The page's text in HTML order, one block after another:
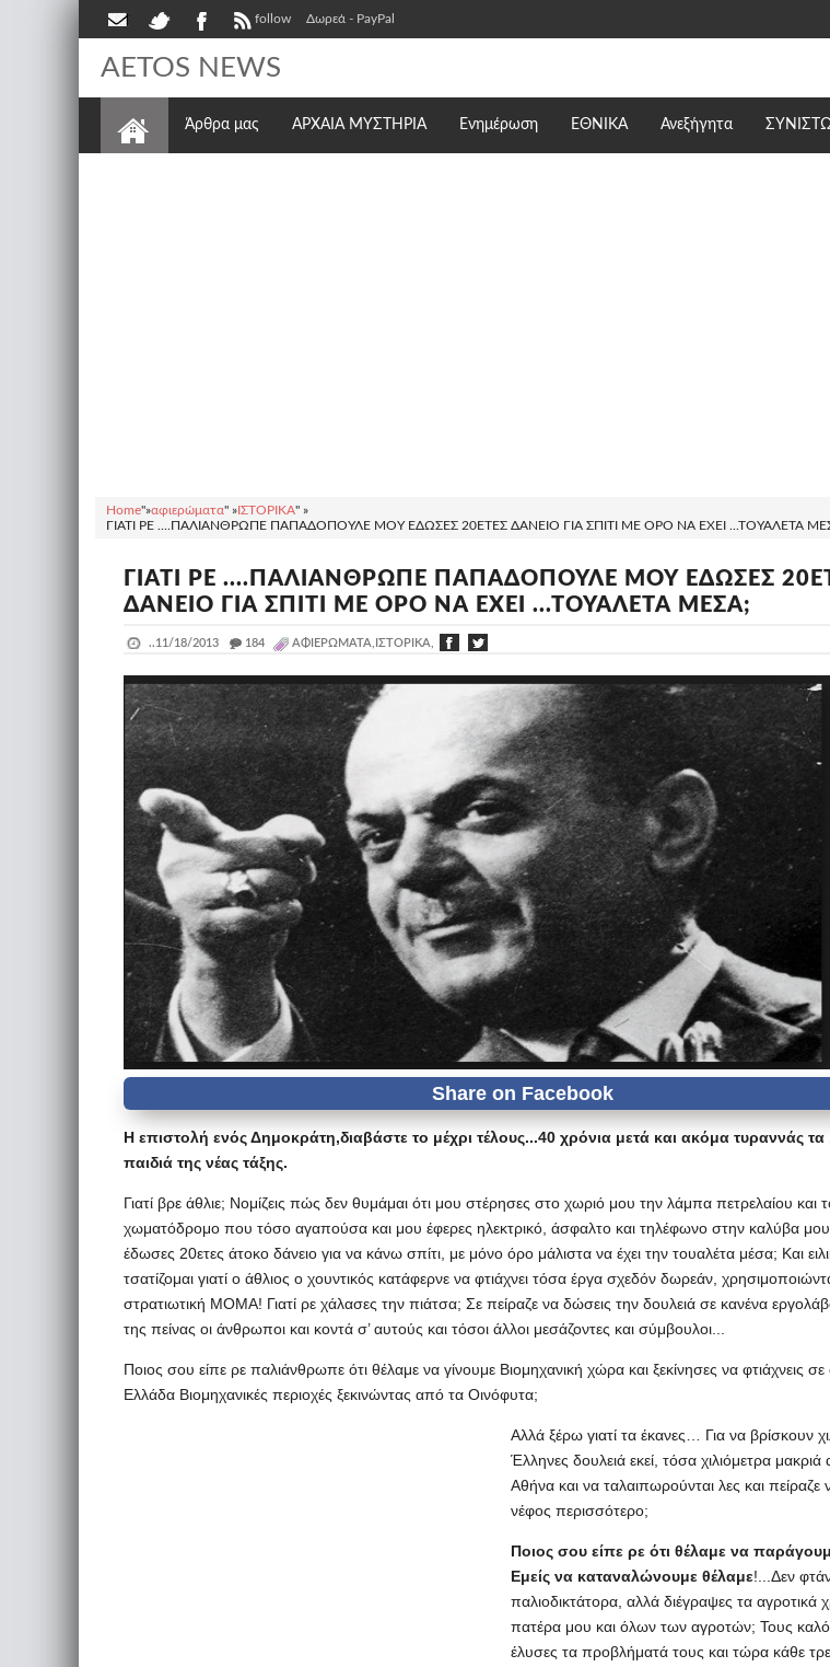
follow Δωρεά - PayPal
AETOS NEWS
Άρθρα μας ΑΡΧΑΙΑ ΜΥΣΤΗΡΙΑ Ενημέρωση ΕΘΝΙΚΆ Ανεξήγητα
Home"»αφιερώματα" »ΙΣΤΟΡΙΚΑ" »
ΓΙΑΤΙ ΡΕ ....ΠΑΛΙΑΝΘΡΩΠΕ ΠΑΠΑΔΟΠΟΥΛΕ ΜΟΥ ΕΔΩΣΕΣ 20ΕΤΕΣ ΔΑΝΕΙΟ ΓΙΑ ΣΠΙΤΙ ΜΕ ΟΡΟ ΝΑ ΕΧΕΙ ...ΤΟΥΑΛΕΤΑ
ΓΙΑΤΙ ΡΕ ....ΠΑΛΙΑΝΘΡΩΠΕ ΠΑΠΑΔΟΠΟΥΛΕ ΜΟΥ ΕΔΩΣΕΣ
ΔΑΝΕΙΟ ΓΙΑ ΣΠΙΤΙ ΜΕ ΟΡΟ ΝΑ ΕΧΕΙ ...ΤΟΥΑΛΕΤΑ ΜΕΣΑ;
..11/18/2013 _ 184 ΑΦΙΕΡΏΜΑΤΑ,ΙΣΤΟΡΙΚΑ,
Η επιστολή ενός Δημοκράτη,διαβάστε το μέχρι τέλους...40 χρόνια μετά και ακόμα τυραννάς
παιδιά της νέας τάξης.
Γιατί βρε άθλιε; Νομίζεις πώς δεν θυμάμαι ότι μου στέρησες στο χωριό μου την λάμπα πετρελαίου και
χωματόδρομο που τόσο αγαπούσα και μου έφερες ηλεκτρικό, άσφαλτο και τηλέφωνο στην καλύβα
έδωσες 20ετες άτοκο δάνειο για να κάνω σπίτι, με μόνο όρο μάλιστα να έχει την τουαλέτα μέσα; Και
τσατίζομαι γιατί ο άθλιος ο χουντικός κατάφερνε να φτιάχνει τόσα έργα σχεδόν δωρεάν,
στρατιωτική ΜΟΜΑ! Γιατί ρε χάλασες την πιάτσα; Σε πείραζε να δώσεις την δουλειά σε κανένα
της πείνας οι άνθρωποι και κοντά σ’ αυτούς και τόσοι άλλοι μεσάζοντες και σύμβουλοι...
Ποιος σου είπε ρε παλιάνθρωπε ότι θέλαμε να γίνουμε Βιομηχανική χώρα και ξεκίνησες να φτιάχνεις
Ελλάδα Βιομηχανικές περιοχές ξεκινώντας από τα Οινόφυτα;
Αλλά ξέρω γιατί τα έκανες… Για να βρίσκουν
Έλληνες δουλειά εκεί, τόσα χιλιόμετρα
Αθήνα και να ταλαιπωρούνται λες και πείραζε
νέφος περισσότερο;
Ποιος σου είπε ρε ότι θέλαμε να
Εμείς να καταναλώνουμε θέλαμε!...Δεν
παλιοδικτάτορα, αλλά διέγραψες τα αγροτικά
πατέρα μου και όλων των αγροτών; Τους
έλυσες τα προβλήματά τους και τώρα κάθε